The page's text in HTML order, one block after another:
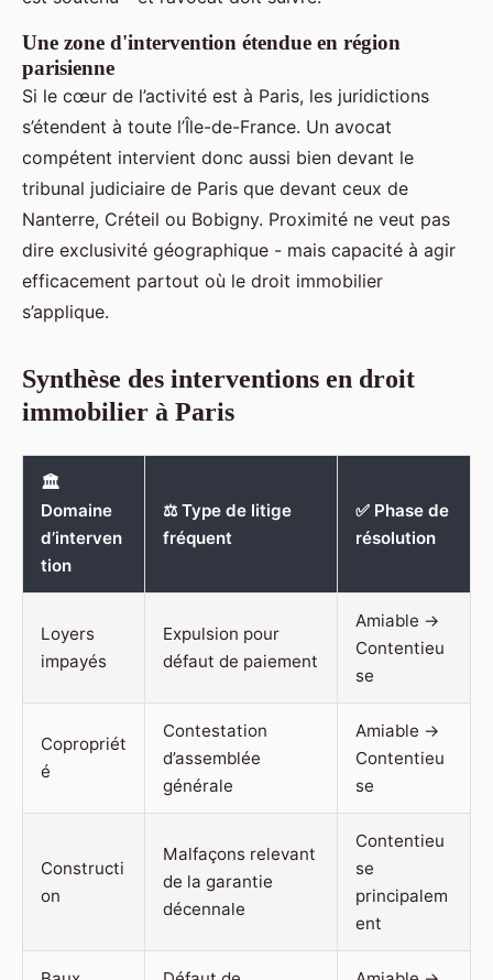
Une zone d'intervention étendue en région
parisienne
Si le cœur de l’activité est à Paris, les juridictions
s’étendent à toute l’Île-de-France. Un avocat
compétent intervient donc aussi bien devant le
tribunal judiciaire de Paris que devant ceux de
Nanterre, Créteil ou Bobigny. Proximité ne veut pas
dire exclusivité géographique - mais capacité à agir
efficacement partout où le droit immobilier
s’applique.
Synthèse des interventions en droit
immobilier à Paris
🏛️
Domaine
d’interven
tion
⚖️ Type de litige
fréquent
✅ Phase de
résolution
Loyers
impayés
Expulsion pour
défaut de paiement
Amiable →
Contentieu
se
Copropriét
é
Contestation
d’assemblée
générale
Amiable →
Contentieu
se
Constructi
on
Malfaçons relevant
de la garantie
décennale
Contentieu
se
principalem
ent